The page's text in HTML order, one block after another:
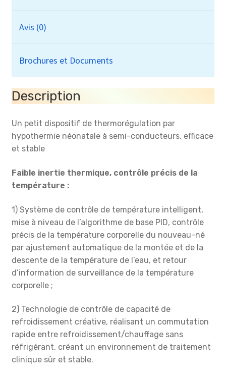
Avis (0)
Brochures et Documents
Description
Un petit dispositif de thermorégulation par
hypothermie néonatale à semi-conducteurs, efficace
et stable
Faible inertie thermique, contrôle précis de la
température :
1) Système de contrôle de température intelligent,
mise à niveau de l’algorithme de base PID, contrôle
précis de la température corporelle du nouveau-né
par ajustement automatique de la montée et de la
descente de la température de l’eau, et retour
d’information de surveillance de la température
corporelle ;
2) Technologie de contrôle de capacité de
refroidissement créative, réalisant un commutation
rapide entre refroidissement/chauffage sans
réfrigérant, créant un environnement de traitement
clinique sûr et stable.